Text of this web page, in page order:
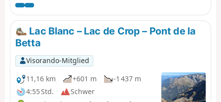
Beschreibung betrachtet diese Wanderung als einfache
Strecke, aber eine Hin- und Rückwanderung am selben
Tag ist ebenfalls möglich.Eine sportlichere Variante ist
möglich, siehe hier
Lac Blanc – Lac de Crop – Pont de la
Betta
Visorando-Mitglied
11,16 km
+601 m
-1 437 m
4:55 Std.
Schwer